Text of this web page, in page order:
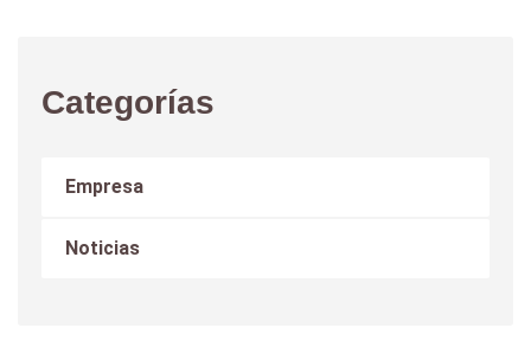
Categorías
Empresa
Noticias